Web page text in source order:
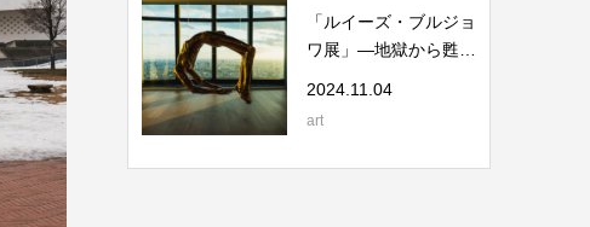
「ルイーズ・ブルジョ
ワ展」—地獄から甦る
2024.11.04
art